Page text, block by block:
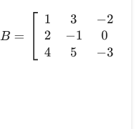
B =
1
2
4
3
−1
5
−2
0
−3